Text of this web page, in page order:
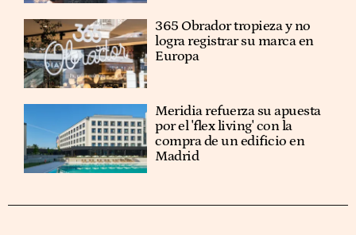
365 Obrador tropieza y no
logra registrar su marca en
Europa
Meridia refuerza su apuesta
por el 'flex living' con la
compra de un edificio en
Madrid